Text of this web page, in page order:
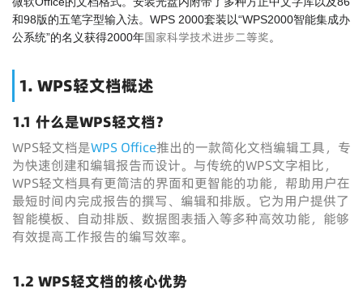
和98版的五笔字型输入法。WPS 2000套装以“WPS2000智能集成办
公系统”的名义获得2000年国家科学技术进步二等奖。
1. WPS轻文档概述
1.1 什么是WPS轻文档？
WPS轻文档是WPS Office推出的一款简化文档编辑工具，专
为快速创建和编辑报告而设计。与传统的WPS文字相比，
WPS轻文档具有更简洁的界面和更智能的功能，帮助用户在
最短时间内完成报告的撰写、编辑和排版。它为用户提供了
智能模板、自动排版、数据图表插入等多种高效功能，能够
有效提高工作报告的编写效率。
1.2 WPS轻文档的核心优势